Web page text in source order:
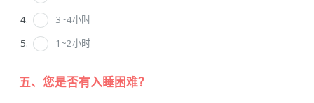
3~4小时
1~2小时
五、您是否有入睡困难？